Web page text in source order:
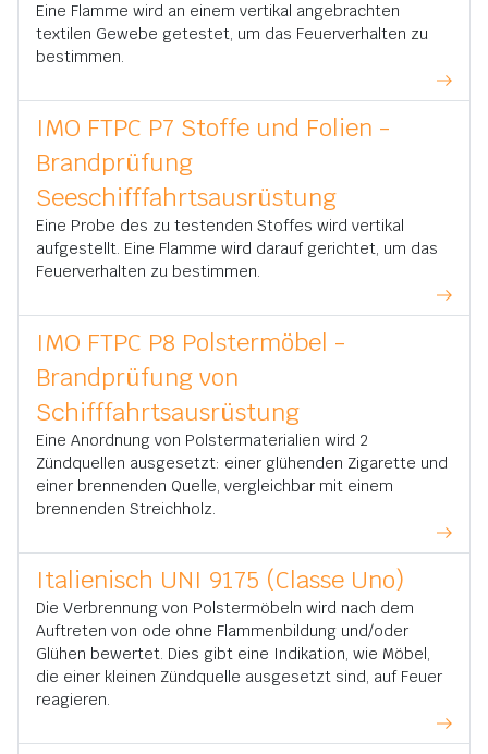
Eine Flamme wird an einem vertikal angebrachten
textilen Gewebe getestet, um das Feuerverhalten zu
bestimmen.
IMO FTPC P7 Stoffe und Folien -
Brandprüfung
Seeschifffahrtsausrüstung
Eine Probe des zu testenden Stoffes wird vertikal
aufgestellt. Eine Flamme wird darauf gerichtet, um das
Feuerverhalten zu bestimmen.
IMO FTPC P8 Polstermöbel -
Brandprüfung von
Schifffahrtsausrüstung
Eine Anordnung von Polstermaterialien wird 2
Zündquellen ausgesetzt: einer glühenden Zigarette und
einer brennenden Quelle, vergleichbar mit einem
brennenden Streichholz.
Italienisch UNI 9175 (Classe Uno)
Die Verbrennung von Polstermöbeln wird nach dem
Auftreten von ode ohne Flammenbildung und/oder
Glühen bewertet. Dies gibt eine Indikation, wie Möbel,
die einer kleinen Zündquelle ausgesetzt sind, auf Feuer
reagieren.